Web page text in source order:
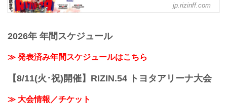
KICK ワンナイトトーナメントだが、初め
に行われた皇治と梅野源治の試合は開始
が続行不可能となったため試合はノーコ
第13試合／BODYMAKER presents RIZIN
Full Fight | 皇治 vs. 白鳥大珠 / Kouzi vs.
youtu.be
ール：3分 3R（61.0kg）
（LOSE）皇治 vs. 白鳥大珠（WIN）
jp.rizinff.com
2026年 年間スケジュール
≫ 発表済み年間スケジュールはこちら
【8/11(火･祝)開催】RIZIN.54 トヨタアリーナ大会
≫ 大会情報／チケット